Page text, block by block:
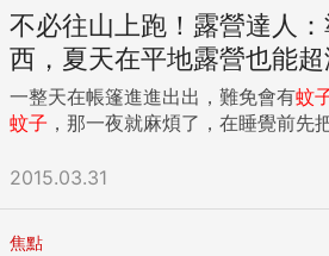
不必往山上跑！露營達人
西，夏天在平地露營也能
一整天在帳篷進進出出，難免會有蚊
蚊子 ，那一夜就麻煩了，在睡覺前先
2015.03.31
焦點